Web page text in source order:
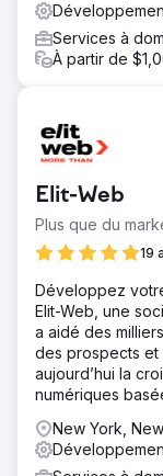
Services à
À partir de
Elit-Web
Plus que du
19
Développez
Elit-Web, une
a aidé des
des prospects et
aujourd’hui la
numériques
New York,